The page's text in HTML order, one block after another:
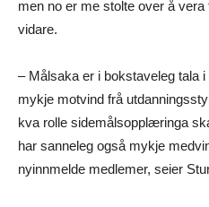
men no er me stolte over å
vidare.
– Målsaka er i bokstaveleg tala
mykje motvind frå
kva rolle sidemålsopplæringa
har sanneleg også mykje
nyinnmelde medlemer, seier